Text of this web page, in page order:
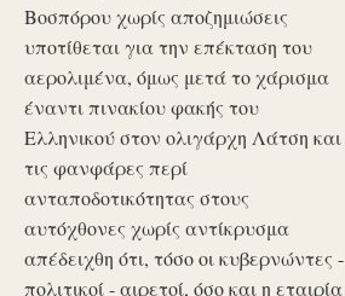
Βοσπόρου χωρίς αποζημιώσεις
υποτίθεται για την επέκταση του
αερολιμένα, όμως μετά το χάρισμα
έναντι πινακίου φακής του
Ελληνικού στον ολιγάρχη Λάτση και
τις φανφάρες περί
ανταποδοτικότητας στους
αυτόχθονες χωρίς αντίκρυσμα
απέδειχθη ότι, τόσο οι κυβερνώντες -
πολιτικοί - αιρετοί, όσο και η εταιρία